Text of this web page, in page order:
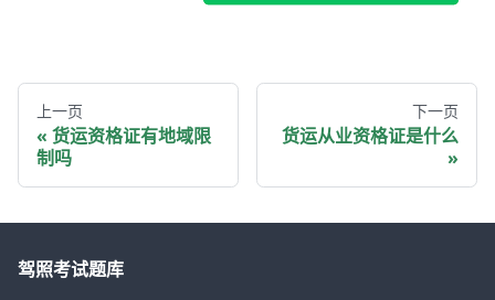
上一页
货运资格证有地域限
制吗
下一页
货运从业资格证是什么
驾照考试题库